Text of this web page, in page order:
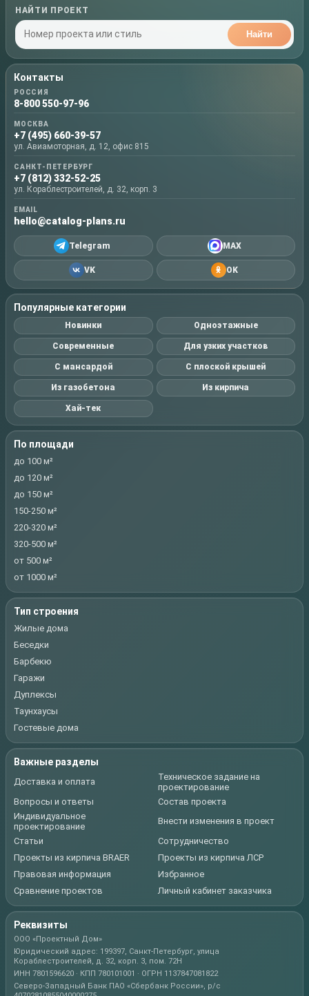
НАЙТИ ПРОЕКТ
Найти
Контакты
РОССИЯ
8-800 550-97-96
МОСКВА
+7 (495) 660-39-57
ул. Авиамоторная, д. 12, офис 815
САНКТ-ПЕТЕРБУРГ
+7 (812) 332-52-25
ул. Кораблестроителей, д. 32, корп. 3
EMAIL
hello@catalog-plans.ru
Telegram MAX
VK OK
Популярные категории
Новинки Одноэтажные
Современные Для узких участков
С мансардой С плоской крышей
Из газобетона Из кирпича
Хай-тек
По площади
до 100 м²
до 120 м²
до 150 м²
150-250 м²
220-320 м²
320-500 м²
от 500 м²
от 1000 м²
Тип строения
Жилые дома
Беседки
Барбекю
Гаражи
Дуплексы
Таунхаусы
Гостевые дома
Важные разделы
Доставка и оплата
Техническое задание на
проектирование
Вопросы и ответы
Состав проекта
Индивидуальное
проектирование
Внести изменения в проект
Статьи
Сотрудничество
Проекты из кирпича BRAER
Проекты из кирпича ЛСР
Правовая информация
Избранное
Сравнение проектов
Личный кабинет заказчика
Реквизиты
ООО «Проектный Дом»
Юридический адрес: 199397, Санкт-Петербург, улица
Кораблестроителей, д. 32, корп. 3, пом. 72Н
ИНН 7801596620 · КПП 780101001 · ОГРН 1137847081822
Северо-Западный Банк ПАО «Сбербанк России», р/с